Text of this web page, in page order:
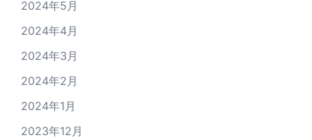
2024年5月
2024年4月
2024年3月
2024年2月
2024年1月
2023年12月